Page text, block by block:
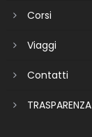
Corsi
Viaggi
Contatti
TRASPARENZA